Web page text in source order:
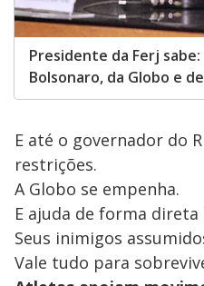
Presidente da Ferj
Bolsonaro, da Globo e
E até o governador do
restrições.
A Globo se empenha.
E ajuda de forma direta
Seus inimigos
Vale tudo para